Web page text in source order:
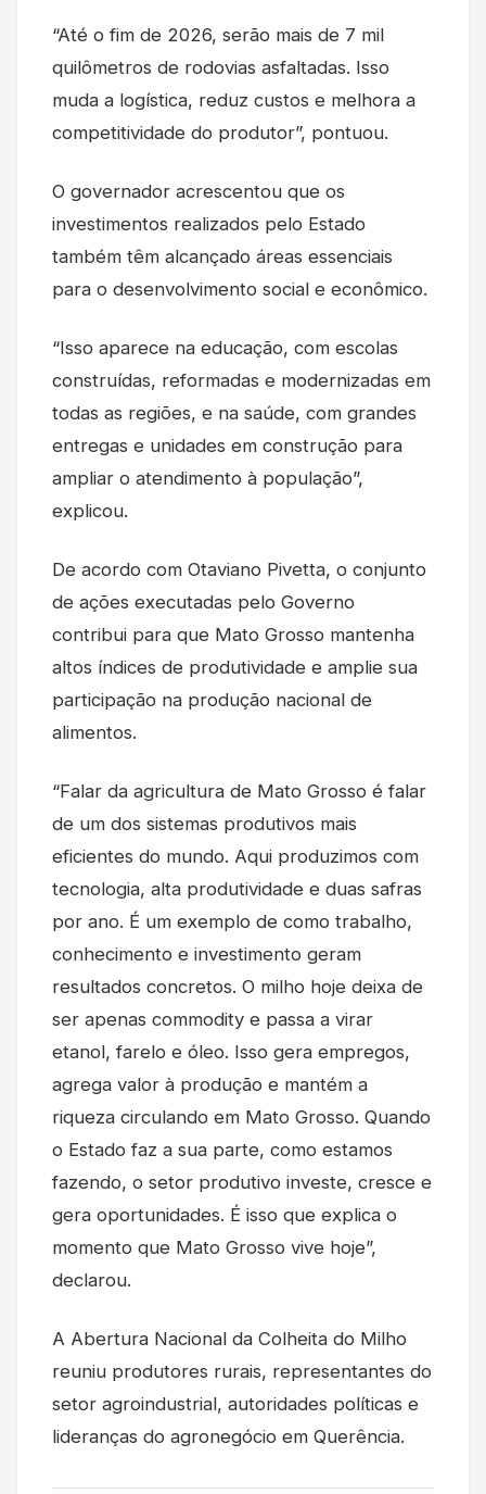
“Até o fim de 2026, serão mais de 7 mil
quilômetros de rodovias asfaltadas. Isso
muda a logística, reduz custos e melhora a
competitividade do produtor”, pontuou.
O governador acrescentou que os
investimentos realizados pelo Estado
também têm alcançado áreas essenciais
para o desenvolvimento social e econômico.
“Isso aparece na educação, com escolas
construídas, reformadas e modernizadas em
todas as regiões, e na saúde, com grandes
entregas e unidades em construção para
ampliar o atendimento à população”,
explicou.
De acordo com Otaviano Pivetta, o conjunto
de ações executadas pelo Governo
contribui para que Mato Grosso mantenha
altos índices de produtividade e amplie sua
participação na produção nacional de
alimentos.
“Falar da agricultura de Mato Grosso é falar
de um dos sistemas produtivos mais
eficientes do mundo. Aqui produzimos com
tecnologia, alta produtividade e duas safras
por ano. É um exemplo de como trabalho,
conhecimento e investimento geram
resultados concretos. O milho hoje deixa de
ser apenas commodity e passa a virar
etanol, farelo e óleo. Isso gera empregos,
agrega valor à produção e mantém a
riqueza circulando em Mato Grosso. Quando
o Estado faz a sua parte, como estamos
fazendo, o setor produtivo investe, cresce e
gera oportunidades. É isso que explica o
momento que Mato Grosso vive hoje”,
declarou.
A Abertura Nacional da Colheita do Milho
reuniu produtores rurais, representantes do
setor agroindustrial, autoridades políticas e
lideranças do agronegócio em Querência.